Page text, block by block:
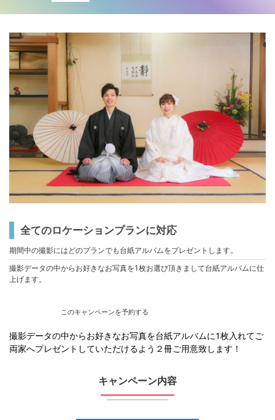
全てのロケーションプランに対応
期間中の撮影にはどのプランでも台紙アルバムをプレゼントします。
撮影データの中からお好きなお写真を1枚お選び頂きまして台紙アルバムに仕
上げます。
このキャンペーンを予約する
撮影データの中からお好きなお写真を台紙アルバムに1枚入れてご
両家へプレゼントしていただけるよう２冊ご用意致します！
キャンペーン内容